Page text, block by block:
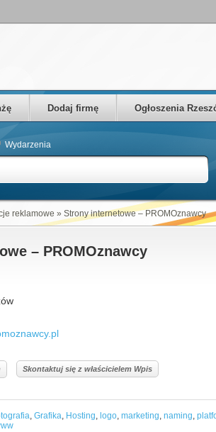
Dodaj firmę Ogłoszenia
Wydarzenia
reklamowe » Strony internetowe – PROMOznawcy
– PROMOznawcy
Skontaktuj się z właścicielem Wpis
, Grafika, Hosting, logo, marketing, naming,